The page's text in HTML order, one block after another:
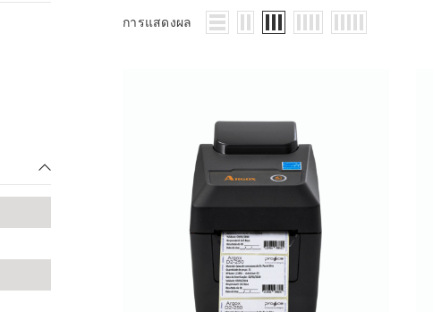
ก่อนเริ่มติดตั้ง
ระบบบาร์โค้ดในธุรกิจ
ขายธุรกิจค้าปลีก
การพัฒนาบาร์โค้ดในงาน
อุตสาหกรรม
ระบบบาร์โค้ดใน
อุตสาหกรรมยานยนต์
การแสดงผล